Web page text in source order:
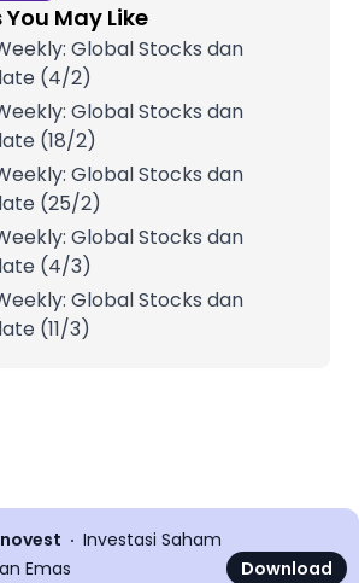
May Like
Global Stocks dan
(4/2)
Global Stocks dan
(18/2)
Global Stocks dan
(25/2)
Global Stocks dan
(4/3)
Global Stocks dan
(11/3)
Investasi Saham
Emas
Download